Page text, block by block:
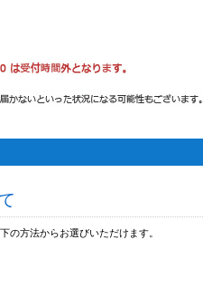
の方法からお選びいただけます。